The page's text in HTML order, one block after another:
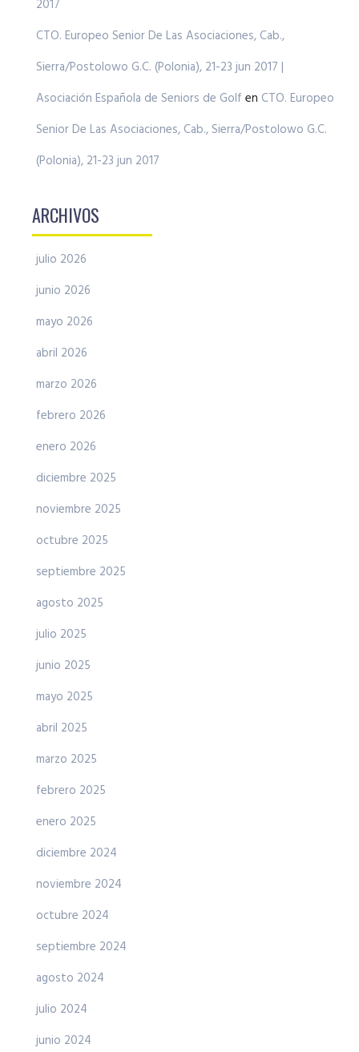
2017
CTO. Europeo Senior De Las Asociaciones, Cab.,
Sierra/Postolowo G.C. (Polonia), 21-23 jun 2017 |
Asociación Española de Seniors de Golf en CTO. Europeo
Senior De Las Asociaciones, Cab., Sierra/Postolowo G.C.
(Polonia), 21-23 jun 2017
ARCHIVOS
julio 2026
junio 2026
mayo 2026
abril 2026
marzo 2026
febrero 2026
enero 2026
diciembre 2025
noviembre 2025
octubre 2025
septiembre 2025
agosto 2025
julio 2025
junio 2025
mayo 2025
abril 2025
marzo 2025
febrero 2025
enero 2025
diciembre 2024
noviembre 2024
octubre 2024
septiembre 2024
agosto 2024
julio 2024
junio 2024